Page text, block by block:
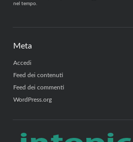
nel tempo.
Meta
Accedi
Feed dei contenuti
Feed dei commenti
WordPress.org